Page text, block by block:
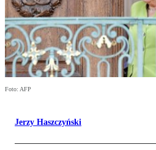
Foto: AFP
Jerzy Haszczyński